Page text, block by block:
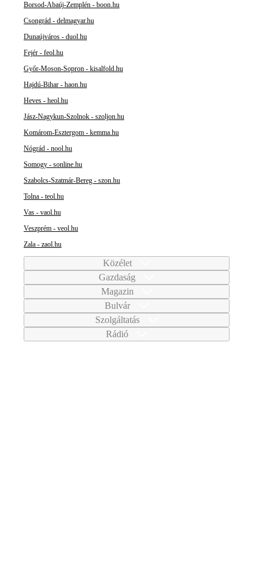
Borsod-Abaúj-Zemplén - boon.hu
Csongrád - delmagyar.hu
Dunaújváros - duol.hu
Fejér - feol.hu
Győr-Moson-Sopron - kisalfold.hu
Hajdú-Bihar - haon.hu
Heves - heol.hu
Jász-Nagykun-Szolnok - szoljon.hu
Komárom-Esztergom - kemma.hu
Nógrád - nool.hu
Somogy - sonline.hu
Szabolcs-Szatmár-Bereg - szon.hu
Tolna - teol.hu
Vas - vaol.hu
Veszprém - veol.hu
Zala - zaol.hu
Közélet
Gazdaság
Magazin
Bulvár
Szolgáltatás
Rádió